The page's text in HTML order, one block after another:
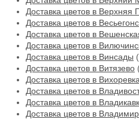
Доставка цветов в
Доставка цветов в
Доставка цветов в
Доставка цветов в
Доставка цветов в Винсады
Доставка цветов в Витязево
Доставка цветов в Вихоревка
Доставка цветов в
Доставка цветов в
Доставка цветов в Владимир